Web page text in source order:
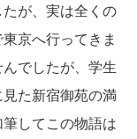
が、実は全くの
京へ行ってきま
でしたが、学生
た新宿御苑の満
してこの物語は